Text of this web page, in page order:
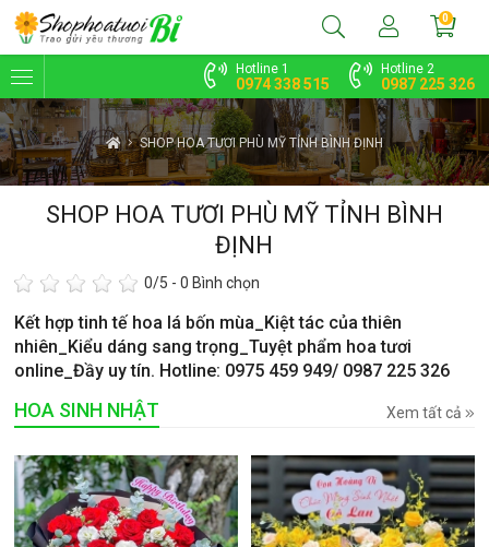
Hotline 1
0974 338 515
Hotline 2
0987 225 326
0
SHOP HOA TƯƠI PHÙ MỸ TỈNH BÌNH ĐỊNH
SHOP HOA TƯƠI PHÙ MỸ TỈNH BÌNH
ĐỊNH
0/5 -0 Bình chọn
Kết hợp tinh tế hoa lá bốn mùa_Kiệt tác của thiên
nhiên_Kiểu dáng sang trọng_Tuyệt phẩm hoa tươi
online_Đầy uy tín. Hotline: 0975 459 949/ 0987 225 326
HOA SINH NHẬT Xem tất cả